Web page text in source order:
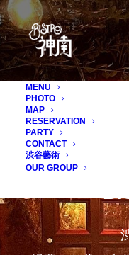
MENU
PHOTO
MAP
RESERVATION
PARTY
CONTACT
渋谷藝術
OUR GROUP